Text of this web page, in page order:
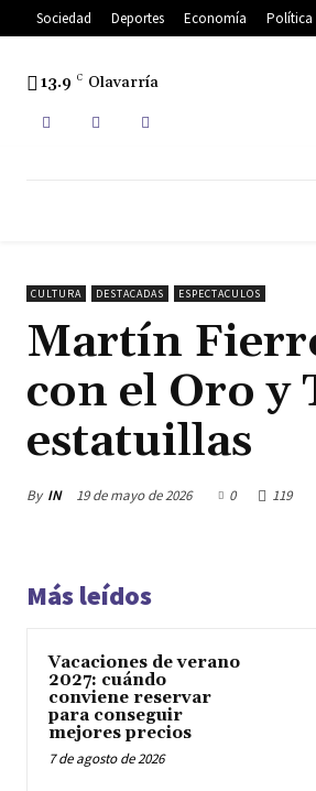
Sociedad Deportes Economía Política
13.9 C Olavarría
CULTURA DESTACADAS ESPECTACULOS
Martín
con el Oro y
estatuillas
By IN 19 de mayo de 2026 0 119
Más leídos
Vacaciones de verano
2027: cuándo
conviene reservar
para conseguir
mejores precios
7 de agosto de 2026